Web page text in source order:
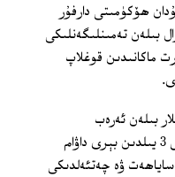
ھۆكۈمىتى دارفۇر
بىلەن تەمىنلىگەنلىكى
ماكانىدىن قوغلاپ
بىلەن ئەرەب
كۈچمەنلىرى ئارىسىدا يۈز بەرگەن توقۇنۇش 3 يىلدىن بېرى داۋام
ۋە چەتئەلدىكى